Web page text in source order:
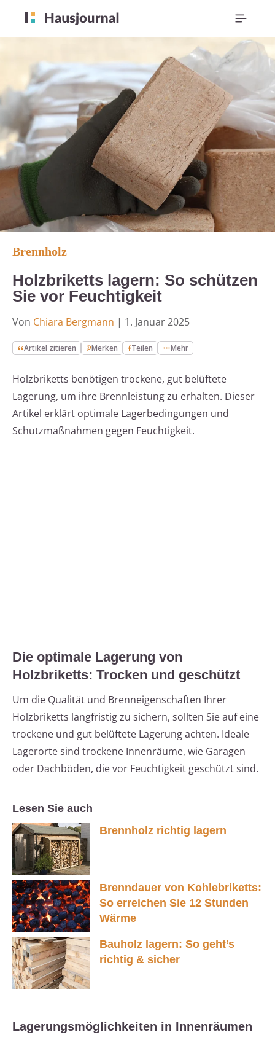
Brennholz
Holzbriketts lagern: So schützen
Sie vor Feuchtigkeit
Von Chiara Bergmann | 1. Januar 2025
Artikel zitieren Merken Teilen Mehr
Holzbriketts benötigen trockene, gut belüftete
Lagerung, um ihre Brennleistung zu erhalten. Dieser
Artikel erklärt optimale Lagerbedingungen und
Schutzmaßnahmen gegen Feuchtigkeit.
Die optimale Lagerung von
Holzbriketts: Trocken und geschützt
Um die Qualität und Brenneigenschaften Ihrer
Holzbriketts langfristig zu sichern, sollten Sie auf eine
trockene und gut belüftete Lagerung achten. Ideale
Lagerorte sind trockene Innenräume, wie Garagen
oder Dachböden, die vor Feuchtigkeit geschützt sind.
Lesen Sie auch
Brennholz richtig lagern
Brenndauer von Kohlebriketts:
So erreichen Sie 12 Stunden
Wärme
Bauholz lagern: So geht’s
richtig & sicher
Lagerungsmöglichkeiten in Innenräumen